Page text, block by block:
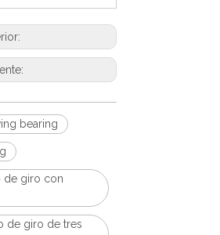
bearing
de giro con
de giro de tres